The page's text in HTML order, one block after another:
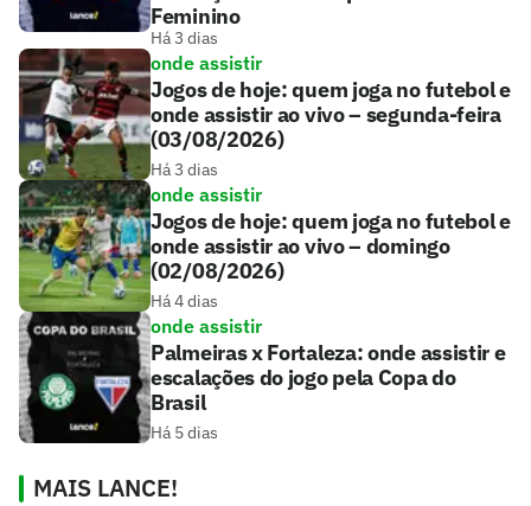
Feminino
Há 3 dias
onde assistir
Jogos de hoje: quem joga no futebol e
onde assistir ao vivo – segunda-feira
(03/08/2026)
Há 3 dias
onde assistir
Jogos de hoje: quem joga no futebol e
onde assistir ao vivo – domingo
(02/08/2026)
Há 4 dias
onde assistir
Palmeiras x Fortaleza: onde assistir e
escalações do jogo pela Copa do
Brasil
Há 5 dias
MAIS LANCE!